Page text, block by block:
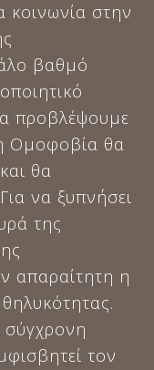
κοινωνία στην
βαθμό
προβλέψουμε
Ομοφοβία θα
θα
να ξυπνήσει
της
απαραίτητη η
σύγχρονη
τον